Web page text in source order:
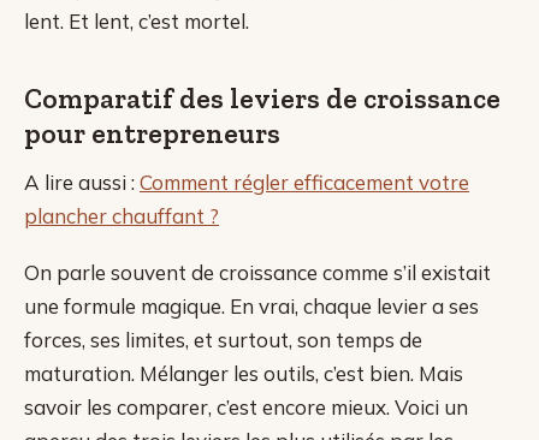
lent. Et lent, c’est mortel.
Comparatif des leviers de croissance
pour entrepreneurs
A lire aussi :Comment régler efficacement votre
plancher chauffant ?
On parle souvent de croissance comme s’il existait
une formule magique. En vrai, chaque levier a ses
forces, ses limites, et surtout, son temps de
maturation. Mélanger les outils, c’est bien. Mais
savoir les comparer, c’est encore mieux. Voici un